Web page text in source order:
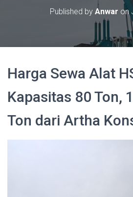
Published by Anwar on
Harga Sewa Alat
Kapasitas 80 Ton,
Ton dari Artha